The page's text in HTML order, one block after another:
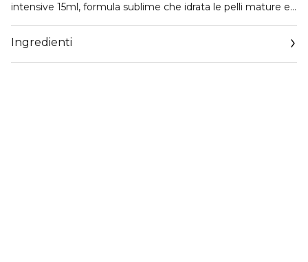
intensive 15ml, formula sublime che idrata le pelli mature e
Ingredienti